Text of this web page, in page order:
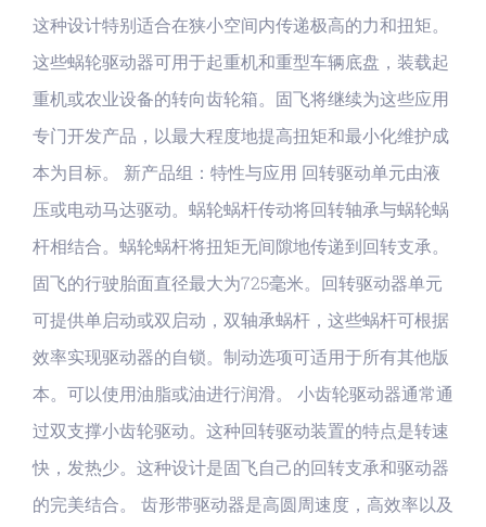
这种设计特别适合在狭小空间内传递极高的力和扭矩。
这些蜗轮驱动器可用于起重机和重型车辆底盘，装载起
重机或农业设备的转向齿轮箱。固飞将继续为这些应用
专门开发产品，以最大程度地提高扭矩和最小化维护成
本为目标。 新产品组：特性与应用 回转驱动单元由液
压或电动马达驱动。蜗轮蜗杆传动将回转轴承与蜗轮蜗
杆相结合。蜗轮蜗杆将扭矩无间隙地传递到回转支承。
固飞的行驶胎面直径最大为725毫米。回转驱动器单元
可提供单启动或双启动，双轴承蜗杆，这些蜗杆可根据
效率实现驱动器的自锁。制动选项可适用于所有其他版
本。可以使用油脂或油进行润滑。 小齿轮驱动器通常通
过双支撑小齿轮驱动。这种回转驱动装置的特点是转速
快，发热少。这种设计是固飞自己的回转支承和驱动器
的完美结合。 齿形带驱动器是高圆周速度，高效率以及